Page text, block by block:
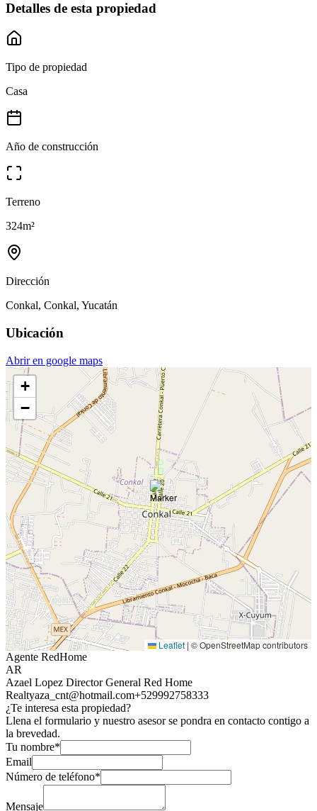
Detalles de esta propiedad
Tipo de propiedad
Casa
Año de construcción
Terreno
324m²
Dirección
Conkal, Conkal, Yucatán
Ubicación
Abrir en google maps
+
−
Leaflet | © OpenStreetMap contributors
Agente RedHome
AR
Azael Lopez Director General Red Home
Realtyaza_cnt@hotmail.com+529992758333
¿Te interesa esta propiedad?
Llena el formulario y nuestro asesor se pondra en contacto contigo a
la brevedad.
Tu nombre*
Email
Número de teléfono*
Mensaje